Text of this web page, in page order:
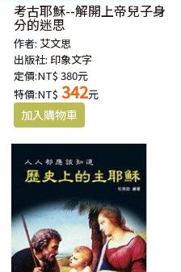
考古耶穌--解開上帝兒子身
分的迷思
作者: 艾文思
出版社: 印象文字
定價:NT$ 380元
特價:NT$ 342元